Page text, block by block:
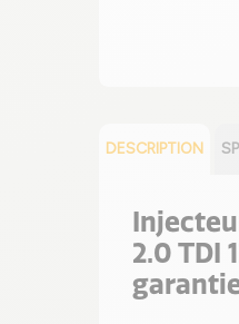
DESCRIPTION
2.0 TDI